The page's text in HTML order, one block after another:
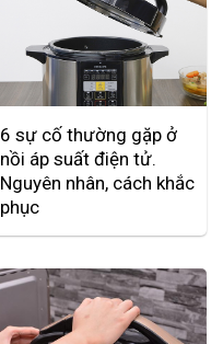
6 sự cố thường gặp ở
nồi áp suất điện tử.
Nguyên nhân, cách khắc
phục